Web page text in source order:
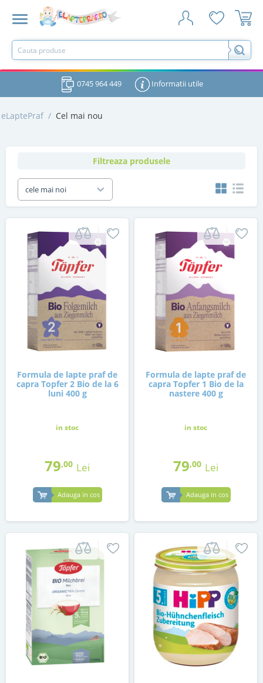
0745 964 449 Informatii utile
eLaptePraf / Cel mai nou
Filtreaza produsele
cele mai noi
Formula de lapte praf de
capra Topfer 2 Bio de la 6
luni 400 g
in stoc
79,00 Lei
Adauga in cos
Formula de lapte praf de
capra Topfer 1 Bio de la
nastere 400 g
in stoc
79,00 Lei
Adauga in cos